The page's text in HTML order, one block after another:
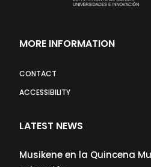
MORE INFORMATION
CONTACT
ACCESSIBILITY
LATEST NEWS
Musikene en la Quincena